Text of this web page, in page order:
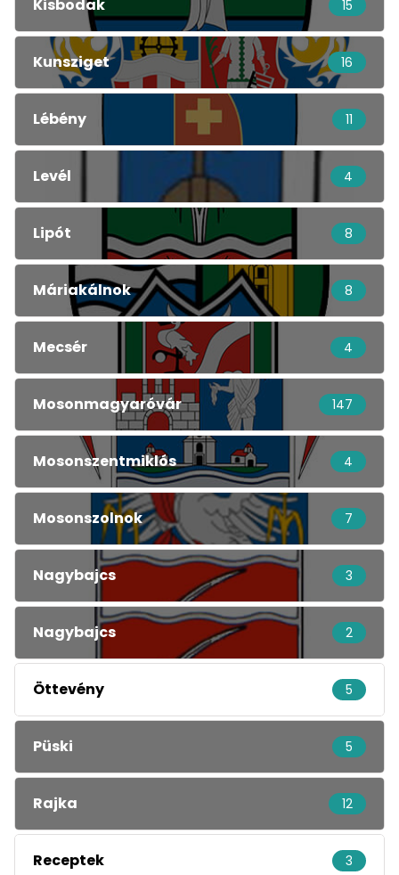
Kisbodak 15
Kunsziget 16
Lébény 11
Levél 4
Lipót 8
Máriakálnok 8
Mecsér 4
Mosonmagyaróvár 147
Mosonszentmiklós 4
Mosonszolnok 7
Nagybajcs 3
Nagybajcs 2
Öttevény 5
Püski 5
Rajka 12
Receptek 3